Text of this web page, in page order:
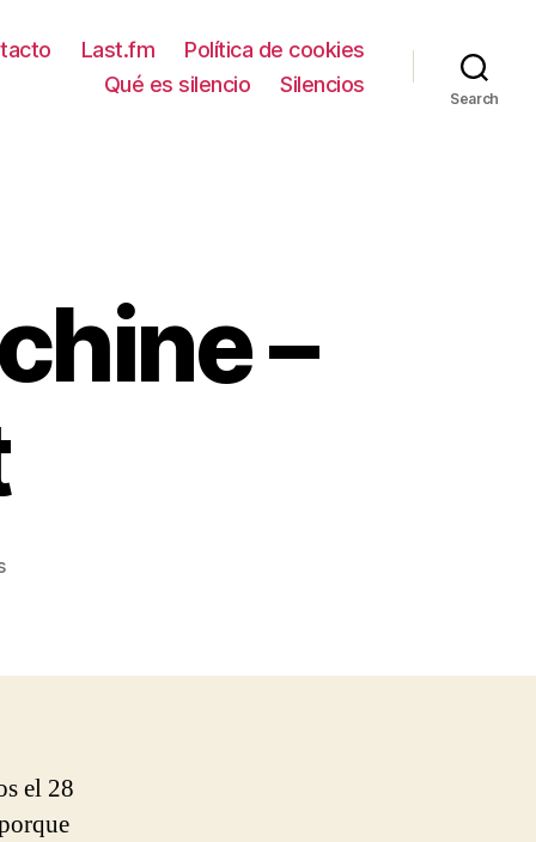
Last.fm
Política de cookies
Qué es silencio
Silencios
Search
–
en
Machine
Outel 28